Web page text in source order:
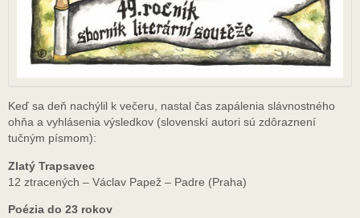
Keď sa deň nachýlil k večeru, nastal čas zapálenia slávnostného
ohňa a vyhlásenia výsledkov (slovenskí autori sú zdôraznení
tučným písmom):
Zlatý Trapsavec
12 ztracených – Václav Papež – Padre (Praha)
Poézia do 23 rokov